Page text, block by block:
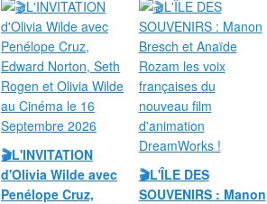
🎬L'INVITATION
d'Olivia Wilde avec
Penélope Cruz,
🎬L'ÎLE DES
SOUVENIRS : Manon